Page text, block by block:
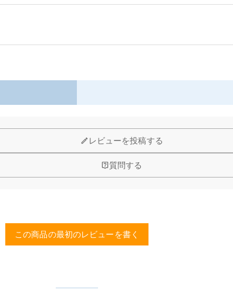
きます。
レビューを投稿する
質問する
この商品の最初のレビューを書く